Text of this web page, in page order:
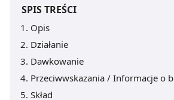
SPIS TREŚCI
Opis
Działanie
Dawkowanie
Przeciwwskazania / Informacje o
Skład